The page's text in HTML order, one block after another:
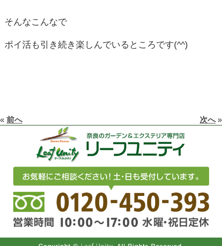
そんなこんなで
ポイ活も引き続き楽しんでいるところです(^^)
« 前へ 次へ»